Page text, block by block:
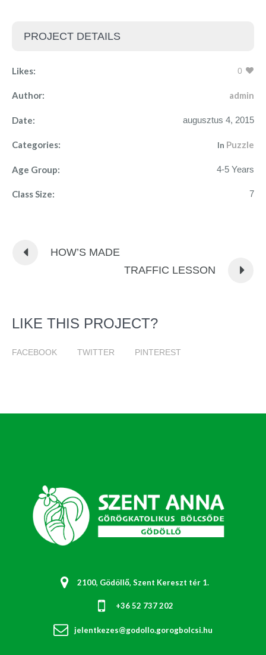
PROJECT DETAILS
Likes: 0
Author: admin
Date: augusztus 4, 2015
Categories: In Puzzle
Age Group: 4-5 Years
Class Size: 7
HOW’S MADE
TRAFFIC LESSON
LIKE THIS PROJECT?
FACEBOOK TWITTER PINTEREST
2100, Gödöllő, Szent Kereszt tér 1.
+36 52 737 202
jelentkezes@godollo.gorogbolcsi.hu